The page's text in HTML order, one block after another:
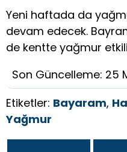
Yeni haftada da
devam edecek.
de kentte yağmur
Son Güncelleme: 25
Etiketler: Bayaram,
Yağmur